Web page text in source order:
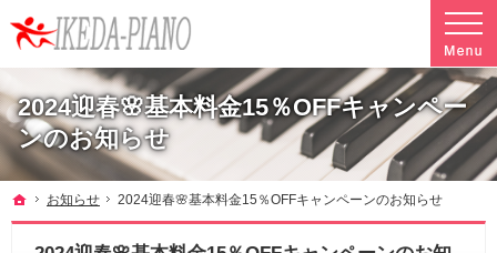
2024迎春🌸基本料金15％OFFキャンペー
ンのお知らせ
調律やクリーニングも行っています。ピアノ引越し・運搬・配送なら料金も魅力の当社へ
ホーム
お知らせ 2024迎春🌸基本料金15％OFFキャンペーンのお知らせ